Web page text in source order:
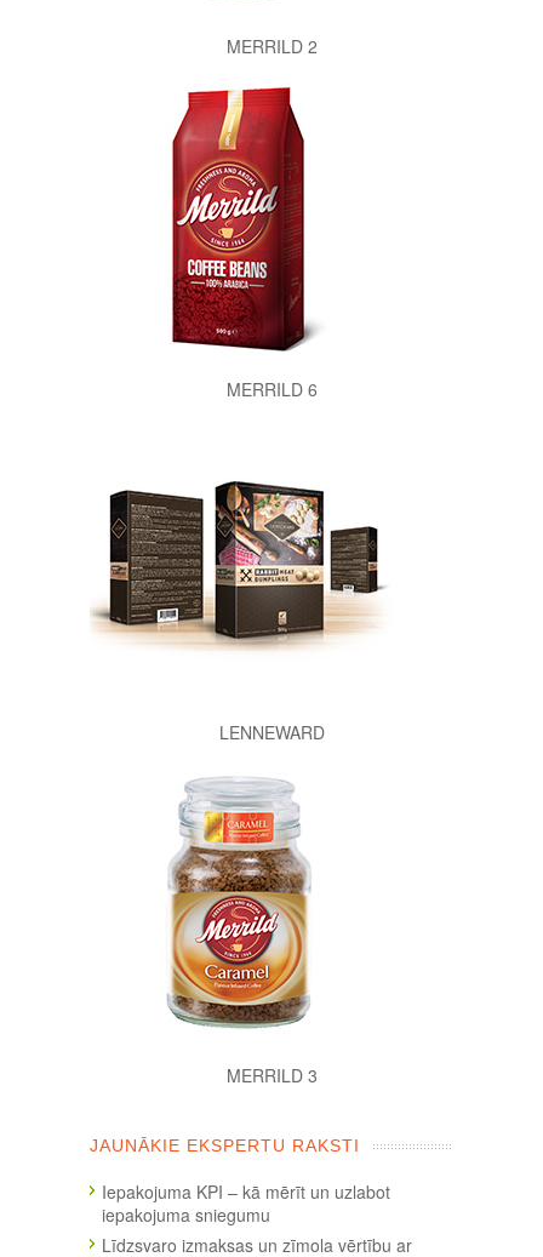
MERRILD 2
MERRILD 6
LENNEWARD
MERRILD 3
JAUNĀKIE EKSPERTU RAKSTI
Iepakojuma KPI – kā mērīt un uzlabot
iepakojuma sniegumu
Līdzsvaro izmaksas un zīmola vērtību ar